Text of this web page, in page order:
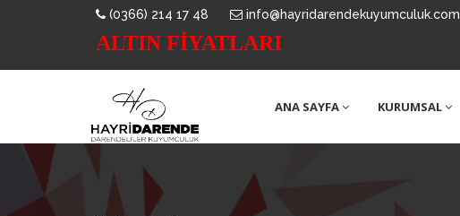
(0366) 214 17 48 info@hayridarendekuyumculuk.com
ALTIN FİYATLARI
ANA SAYFA KURUMSAL